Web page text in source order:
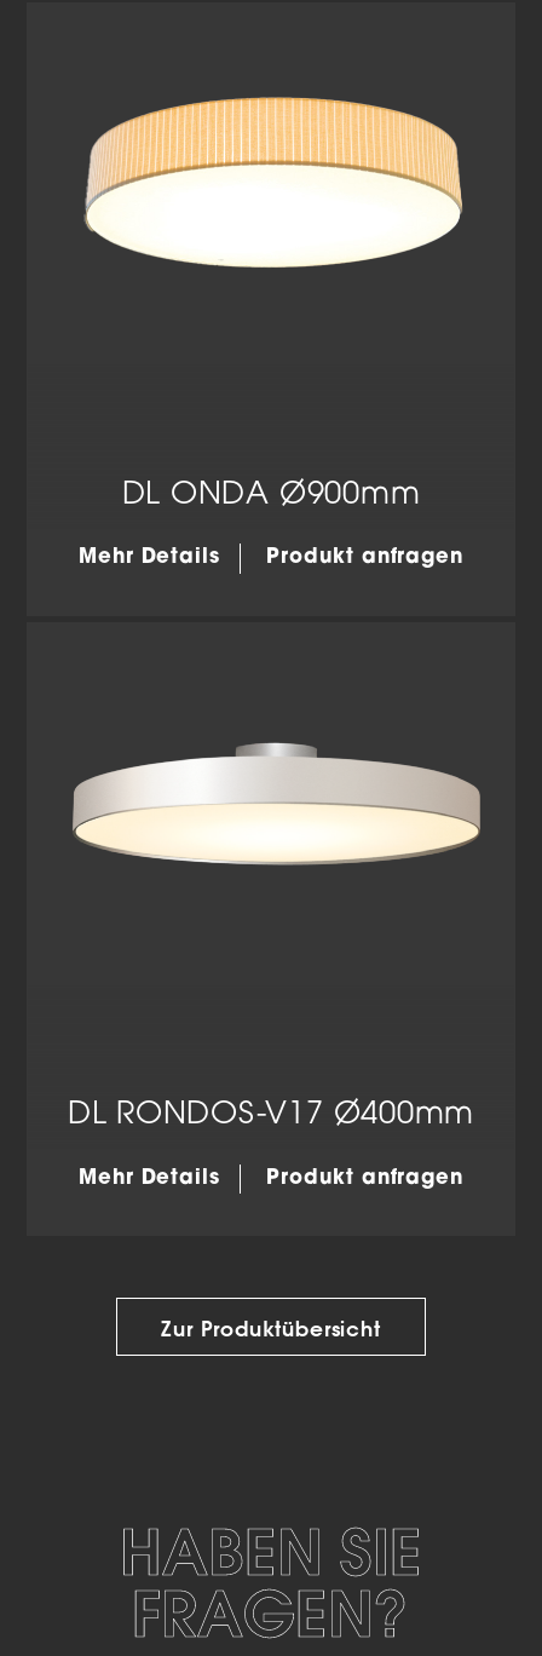
DL ONDA Ø900mm
Mehr Details Produkt anfragen
DL RONDOS-V17 Ø400mm
Mehr Details Produkt anfragen
Zur Produktübersicht
HABEN SIE
FRAGEN?